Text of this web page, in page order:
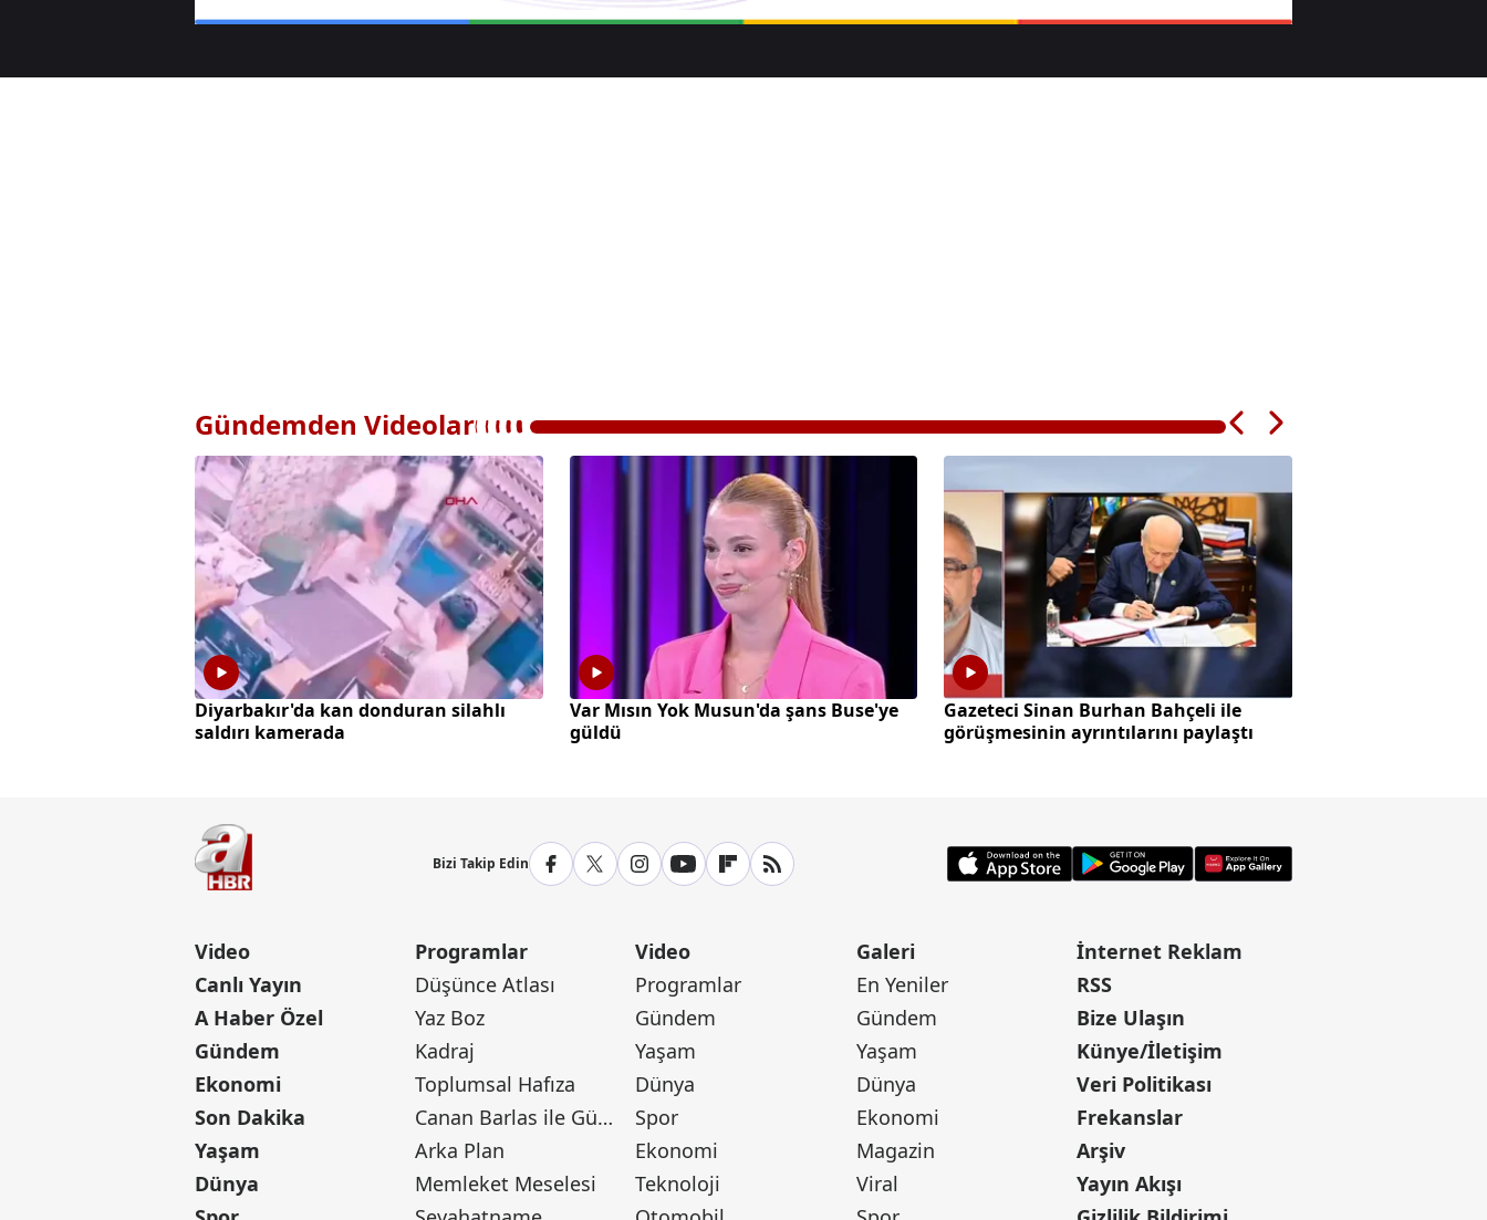
Gündemden Videolar
Diyarbakır'da kan donduran silahlı
saldırı kamerada
Var Mısın Yok Musun'da şans Buse'ye
güldü
Gazeteci Sinan Burhan Bahçeli ile
görüşmesinin ayrıntılarını paylaştı
Bizi Takip Edin
Video
Canlı Yayın
A Haber Özel
Gündem
Ekonomi
Son Dakika
Yaşam
Dünya
Programlar
Düşünce Atlası
Yaz Boz
Kadraj
Toplumsal Hafıza
Canan Barlas ile Gündem
Arka Plan
Memleket Meselesi
Video
Programlar
Gündem
Yaşam
Dünya
Spor
Ekonomi
Teknoloji
Galeri
En Yeniler
Gündem
Yaşam
Dünya
Ekonomi
Magazin
Viral
İnternet Reklam
RSS
Bize Ulaşın
Künye/İletişim
Veri Politikası
Frekanslar
Arşiv
Yayın Akışı